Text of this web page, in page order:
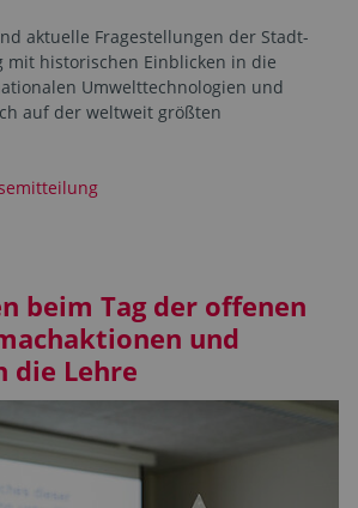
aktuelle Fragestellungen der Stadt-
mit historischen Einblicken in die
Umwelttechnologien und
auf der weltweit größten
beim Tag der offenen
und
die Lehre